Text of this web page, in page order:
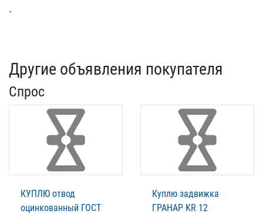
​.
Другие объявления покупателя
Спрос
КУПЛЮ отвод
оцинкованный ГОСТ
Куплю задвижка
ГРАНАР KR 12